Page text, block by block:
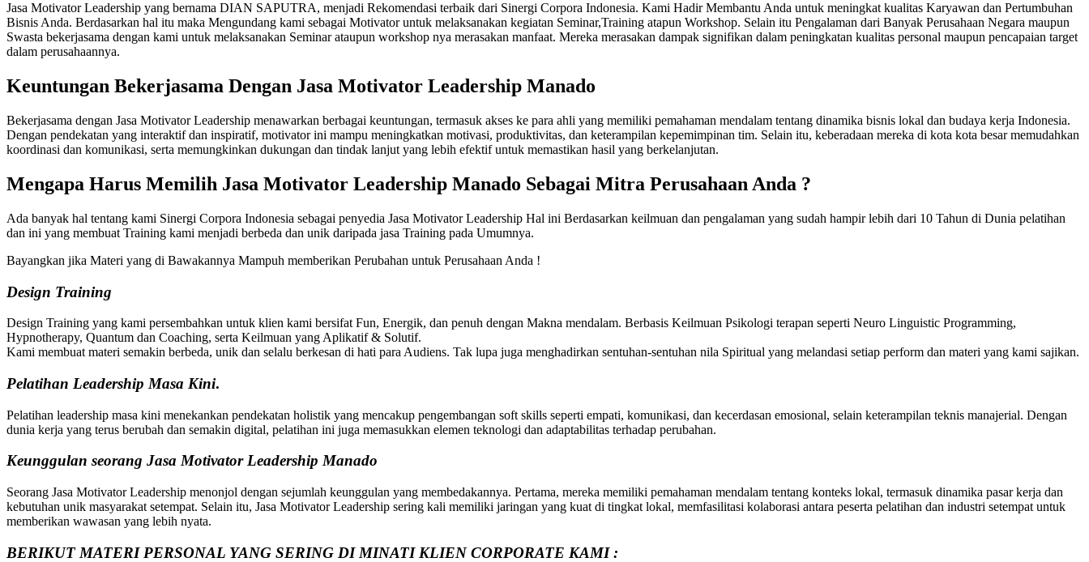
Jasa Motivator Leadership yang bernama DIAN SAPUTRA, menjadi Rekomendasi terbaik dari Sinergi Corpora Indonesia. Kami Hadir Membantu Anda untuk meningkat kualitas Karyawan dan Pertumbuhan
Bisnis Anda. Berdasarkan hal itu maka Mengundang kami sebagai Motivator untuk melaksanakan kegiatan Seminar,Training atapun Workshop. Selain itu Pengalaman dari Banyak Perusahaan Negara maupun
Swasta bekerjasama dengan kami untuk melaksanakan Seminar ataupun workshop nya merasakan manfaat. Mereka merasakan dampak signifikan dalam peningkatan kualitas personal maupun pencapaian target
dalam perusahaannya.
Keuntungan Bekerjasama Dengan Jasa Motivator Leadership Manado
Bekerjasama dengan Jasa Motivator Leadership menawarkan berbagai keuntungan, termasuk akses ke para ahli yang memiliki pemahaman mendalam tentang dinamika bisnis lokal dan budaya kerja Indonesia.
Dengan pendekatan yang interaktif dan inspiratif, motivator ini mampu meningkatkan motivasi, produktivitas, dan keterampilan kepemimpinan tim. Selain itu, keberadaan mereka di kota kota besar memudahkan
koordinasi dan komunikasi, serta memungkinkan dukungan dan tindak lanjut yang lebih efektif untuk memastikan hasil yang berkelanjutan.
Mengapa Harus Memilih Jasa Motivator Leadership Manado Sebagai Mitra Perusahaan Anda ?
Ada banyak hal tentang kami Sinergi Corpora Indonesia sebagai penyedia Jasa Motivator Leadership Hal ini Berdasarkan keilmuan dan pengalaman yang sudah hampir lebih dari 10 Tahun di Dunia pelatihan
dan ini yang membuat Training kami menjadi berbeda dan unik daripada jasa Training pada Umumnya.
Bayangkan jika Materi yang di Bawakannya Mampuh memberikan Perubahan untuk Perusahaan Anda !
Design Training
Design Training yang kami persembahkan untuk klien kami bersifat Fun, Energik, dan penuh dengan Makna mendalam. Berbasis Keilmuan Psikologi terapan seperti Neuro Linguistic Programming,
Hypnotherapy, Quantum dan Coaching, serta Keilmuan yang Aplikatif & Solutif.
Kami membuat materi semakin berbeda, unik dan selalu berkesan di hati para Audiens. Tak lupa juga menghadirkan sentuhan-sentuhan nila Spiritual yang melandasi setiap perform dan materi yang kami sajikan.
Pelatihan Leadership Masa Kini.
Pelatihan leadership masa kini menekankan pendekatan holistik yang mencakup pengembangan soft skills seperti empati, komunikasi, dan kecerdasan emosional, selain keterampilan teknis manajerial. Dengan
dunia kerja yang terus berubah dan semakin digital, pelatihan ini juga memasukkan elemen teknologi dan adaptabilitas terhadap perubahan.
Keunggulan seorang Jasa Motivator Leadership Manado
Seorang Jasa Motivator Leadership menonjol dengan sejumlah keunggulan yang membedakannya. Pertama, mereka memiliki pemahaman mendalam tentang konteks lokal, termasuk dinamika pasar kerja dan
kebutuhan unik masyarakat setempat. Selain itu, Jasa Motivator Leadership sering kali memiliki jaringan yang kuat di tingkat lokal, memfasilitasi kolaborasi antara peserta pelatihan dan industri setempat untuk
memberikan wawasan yang lebih nyata.
BERIKUT MATERI PERSONAL YANG SERING DI MINATI KLIEN CORPORATE KAMI :